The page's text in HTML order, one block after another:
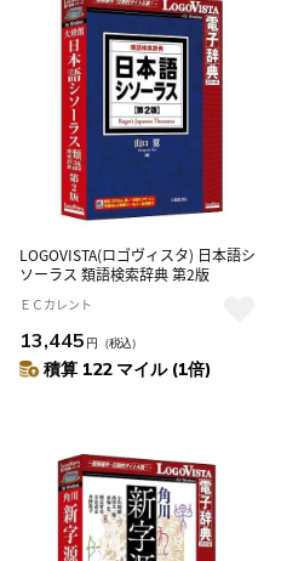
LOGOVISTA(ロゴヴィスタ) 日本語シ
ソーラス 類語検索辞典 第2版
ＥＣカレント
13,445 円 （税込）
積算 122 マイル (1倍)